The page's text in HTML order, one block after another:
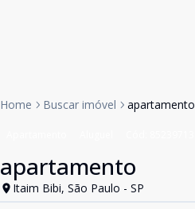
Home Buscar imóvel apartamento
apartamento
Itaim Bibi, São Paulo - SP